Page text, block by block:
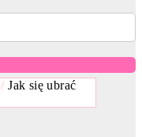
/Jak się ubrać